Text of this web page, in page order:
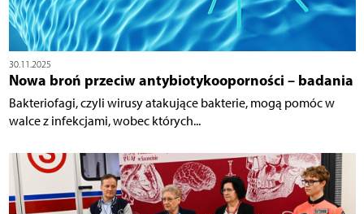
30.11.2025
Nowa broń przeciw antybiotykooporności – badania
Bakteriofagi, czyli wirusy atakujące bakterie, mogą pomóc w
walce z infekcjami, wobec których...